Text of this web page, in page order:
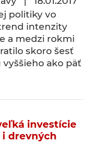
politiky vo
intenzity
a medzi rokmi
skoro šesť
ako päť
investície
drevných